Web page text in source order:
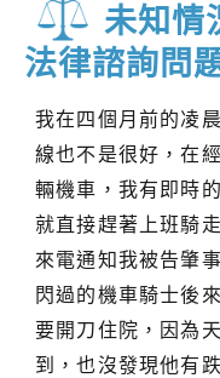
未知情
法律諮詢問
我在四個月前的凌
線也不是很好，在
輛機車，我有即時
就直接趕著上班騎
來電通知我被告肇
閃過的機車騎士後
要開刀住院，因為
到，也沒發現他有